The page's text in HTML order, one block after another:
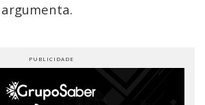
argumenta.